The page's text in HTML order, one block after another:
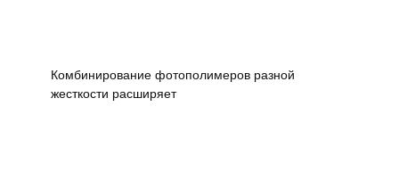
Комбинирование фотополимеров разной
жесткости расширяет